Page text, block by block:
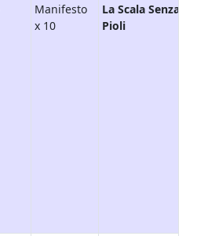
Manifesto
x 10
La Scala Senza
Pioli